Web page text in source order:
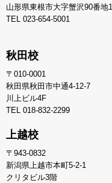
山形県東根市大字蟹沢90番地1
TEL 023-654-5001
秋田校
〒010-0001
秋田県秋田市中通4-12-7
川上ビル4F
TEL 018-832-2299
上越校
〒943-0832
新潟県上越市本町5-2-1
クリタビル3階